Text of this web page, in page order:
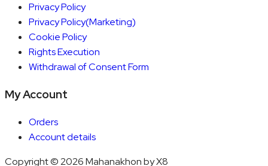
Privacy Policy
Privacy Policy(Marketing)
Cookie Policy
Rights Execution
Withdrawal of Consent Form
My Account
Orders
Account details
Copyright © 2026 Mahanakhon by X8